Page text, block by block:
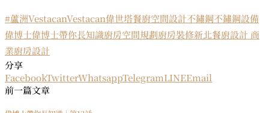
#蘆洲VestacanVestacan偉世塔餐廚空間設計不鏽鋼不鏽鋼設備
偉博士偉博士帶你長知識廚房空間規劃廚房裝修新北餐廚設計 商
業廚房設計
分享
FacebookTwitterWhatsappTelegramLINEEmail
前一篇文章